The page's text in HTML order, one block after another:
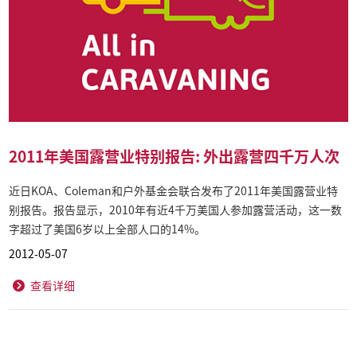
2011年美国露营业特别报告: 外出露营四千万人次
近日KOA、Coleman和户外基金会联合发布了2011年美国露营业特
别报告。报告显示，2010年有近4千万美国人参加露营活动，这一数
字超过了美国6岁以上全部人口的14%。
2012-05-07
查看详细